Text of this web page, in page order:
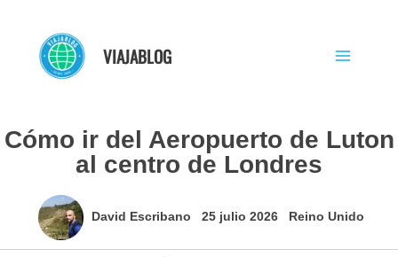
contenido
VIAJABLOG
Cómo ir del Aeropuerto de Luton
al centro de Londres
David Escribano 25 julio 2026 Reino Unido